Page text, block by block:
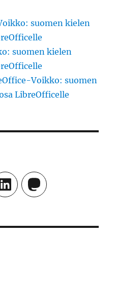
suomen kielen
suomen kielen
Voikko: suomen
LibreOfficelle
Mastodon